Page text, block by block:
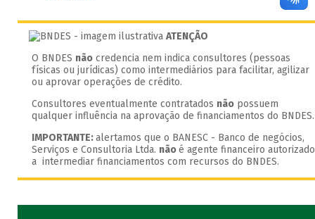
ATENÇÃO
O BNDES não credencia nem indica consultores (pessoas
físicas ou jurídicas) como intermediários para facilitar, agilizar
ou aprovar operações de crédito.
Consultores eventualmente contratados não possuem
qualquer influência na aprovação de financiamentos do BNDES.
IMPORTANTE:alertamos que o BANESC - Banco de negócios,
Serviços e Consultoria Ltda. nãoé agente financeiro autorizado
a intermediar financiamentos com recursos do BNDES.